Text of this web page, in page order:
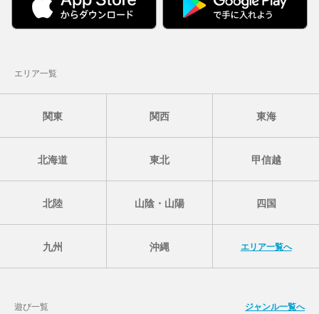
エリア一覧
関東 関西 東海
北海道 東北 甲信越
北陸 山陰・山陽 四国
九州 沖縄 エリア一覧へ
遊び一覧 ジャンル一覧へ